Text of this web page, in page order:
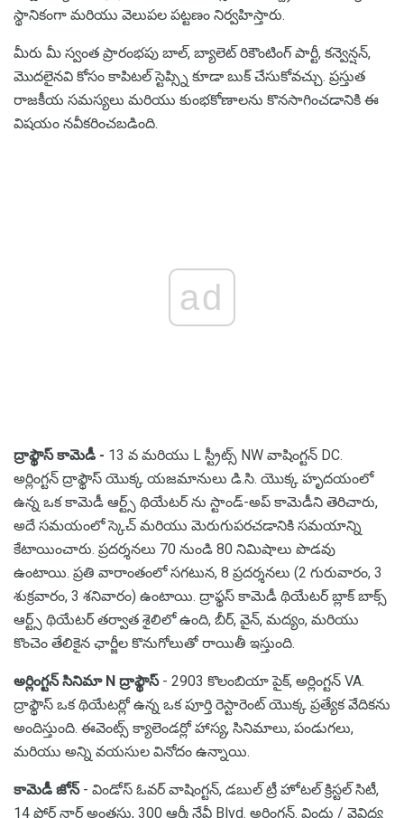
స్థానికంగా మరియు వెలుపల పట్టణం నిర్వహిస్తారు.
మీరు మీ స్వంత ప్రారంభపు బాల్, బ్యాలెట్ రికౌంటింగ్ పార్టీ, కన్వెన్షన్,
మొదలైనవి కోసం కాపిటల్ స్టెప్స్ని కూడా బుక్ చేసుకోవచ్చు. ప్రస్తుత
రాజకీయ సమస్యలు మరియు కుంభకోణాలను కొనసాగించడానికి ఈ
విషయం నవీకరించబడింది.
ad
ద్రాఫ్థౌస్ కామెడీ - 13 వ మరియు L స్ట్రీట్స్ NW వాషింగ్టన్ DC.
అర్లింగ్టన్ ద్రాఫ్థౌస్ యొక్క యజమానులు డి.సి. యొక్క హృదయంలో
ఉన్న ఒక కామెడీ ఆర్ట్స్ థియేటర్ ను స్టాండ్-అప్ కామెడీని తెరిచారు,
అదే సమయంలో స్కెచ్ మరియు మెరుగుపరచడానికి సమయాన్ని
కేటాయించారు. ప్రదర్శనలు 70 నుండి 80 నిమిషాలు పొడవు
ఉంటాయి. ప్రతి వారాంతంలో సగటున, 8 ప్రదర్శనలు (2 గురువారం, 3
శుక్రవారం, 3 శనివారం) ఉంటాయి. ద్రాఫ్థస్ కామెడీ థియేటర్ బ్లాక్ బాక్స్
ఆర్ట్స్ థియేటర్ తర్వాత శైలిలో ఉంది, బీర్, వైన్, మద్యం, మరియు
కొంచెం తేలికైన ఛార్జీల కొనుగోలుతో రాయితీ ఇస్తుంది.
అర్లింగ్టన్ సినిమా N ద్రాఫ్థౌస్- 2903 కొలంబియా పైక్, అర్లింగ్టన్ VA.
ద్రాఫ్థౌస్ ఒక థియేటర్లో ఉన్న ఒక పూర్తి రెస్టారెంట్ యొక్క ప్రత్యేక వేదికను
అందిస్తుంది. ఈవెంట్స్ క్యాలెండర్లో హాస్య, సినిమాలు, పండుగలు,
మరియు అన్ని వయసుల వినోదం ఉన్నాయి.
కామెడీ జోన్- విండోస్ ఓవర్ వాషింగ్టన్, డబుల్ ట్రీ హోటల్ క్రిస్టల్ సిటీ,
14 ఫ్లోర్ నార్త్ అంతస్తు, 300 ఆర్మీ నేవీ Blvd. అర్లింగ్టన్. విందు / వైవిధ్య